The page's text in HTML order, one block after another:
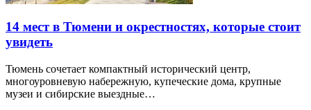
14 мест в Тюмени и окрестностях, которые стоит
увидеть
Тюмень сочетает компактный исторический центр,
многоуровневую набережную, купеческие дома, крупные
музеи и сибирские выездные…